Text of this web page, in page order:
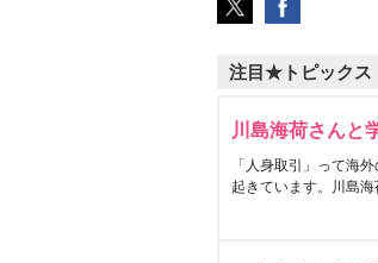
注目★トピックス
川島海荷さんと
「人身取引」って海
起きています。川島海